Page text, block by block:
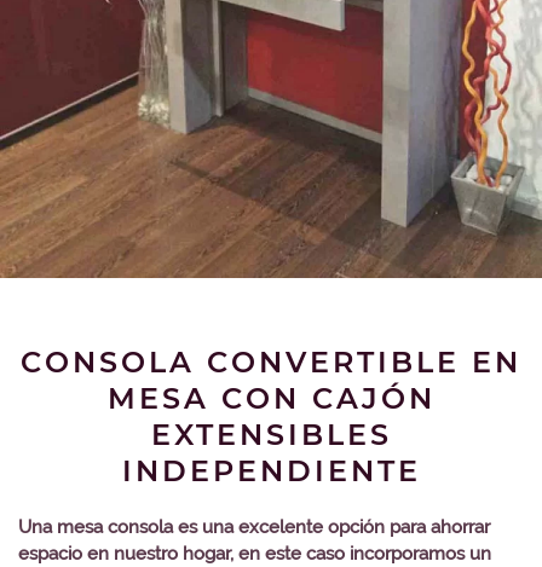
CONSOLA CONVERTIBLE EN
MESA CON CAJÓN
EXTENSIBLES
INDEPENDIENTE
Una mesa consola es una excelente opción para ahorrar
espacio en nuestro hogar, en este caso incorporamos un